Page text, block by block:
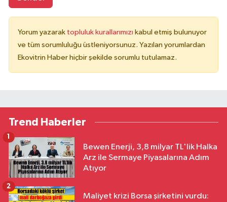
Yorum yazarak topluluk kurallarımızı kabul etmiş bulunuyor
ve tüm sorumluluğu üstleniyorsunuz. Yazılan yorumlardan
Ekovitrin Haber hiçbir şekilde sorumlu tutulamaz.
Trend Haberler
Bewen Enerji, 3,8 milyar TL'lik Halka
Arz ile Sermaye Piyasalarına Adım
Atıyor
1
Maliyet krizi Borsa şirketini vurdu:
2